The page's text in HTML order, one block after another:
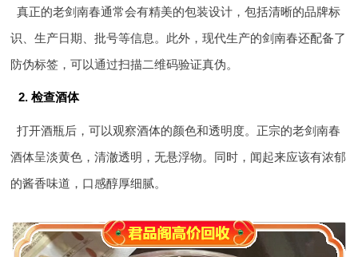
真正的老剑南春通常会有精美的包装设计，包括清晰的品牌标
识、生产日期、批号等信息。此外，现代生产的剑南春还配备了
防伪标签，可以通过扫描二维码验证真伪。
2. 检查酒体
打开酒瓶后，可以观察酒体的颜色和透明度。正宗的老剑南春
酒体呈淡黄色，清澈透明，无悬浮物。同时，闻起来应该有浓郁
的酱香味道，口感醇厚细腻。